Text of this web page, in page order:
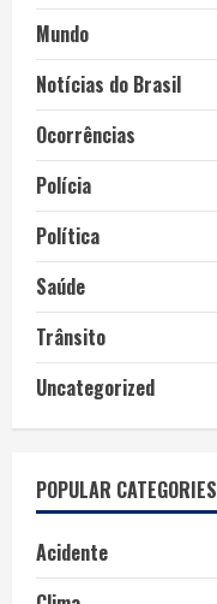
Mundo
Notícias do Brasil
Ocorrências
Polícia
Política
Saúde
Trânsito
Uncategorized
POPULAR CATEGORIES
Acidente